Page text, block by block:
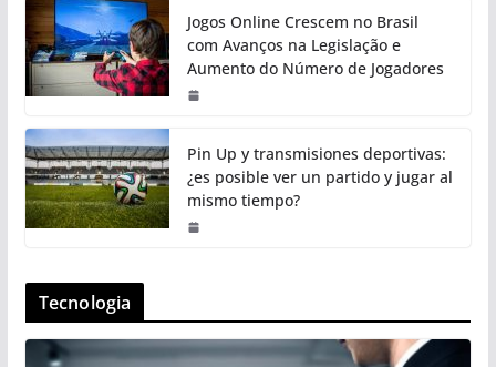
Jogos Online Crescem no Brasil
com Avanços na Legislação e
Aumento do Número de Jogadores
Pin Up y transmisiones deportivas:
¿es posible ver un partido y jugar al
mismo tiempo?
Tecnologia